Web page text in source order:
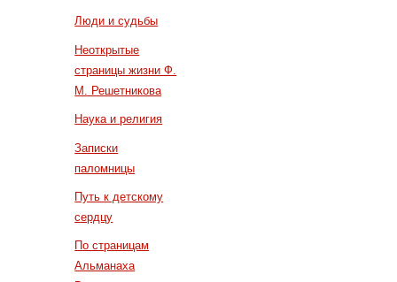
Люди и судьбы
Неоткрытые
страницы жизни Ф.
М. Решетникова
Наука и религия
Записки
паломницы
Путь к детскому
сердцу
По страницам
Альманаха